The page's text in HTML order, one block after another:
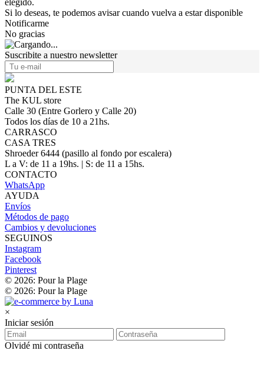
elegido.
Si lo deseas, te podemos avisar cuando vuelva a estar disponible
Notificarme
No gracias
Suscribite a nuestro newsletter
PUNTA DEL ESTE
The KUL store
Calle 30 (Entre Gorlero y Calle 20)
Todos los días de 10 a 21hs.
CARRASCO
CASA TRES
Shroeder 6444 (pasillo al fondo por escalera)
L a V: de 11 a 19hs. | S: de 11 a 15hs.
CONTACTO
WhatsApp
AYUDA
Envíos
Métodos de pago
Cambios y devoluciones
SEGUINOS
Instagram
Facebook
Pinterest
© 2026: Pour la Plage
© 2026: Pour la Plage
×
Iniciar sesión
Olvidé mi contraseña